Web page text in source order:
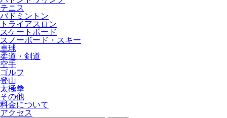
テニス
バドミントン
トライアスロン
スケートボード
スノーボード・スキー
卓球
柔道・剣道
空手
ゴルフ
登山
太極拳
その他
料金について
アクセス